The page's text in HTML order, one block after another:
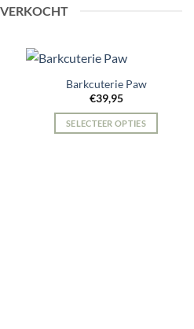
Barkcuterie Paw
€39,95
SELECTEER OPTIES